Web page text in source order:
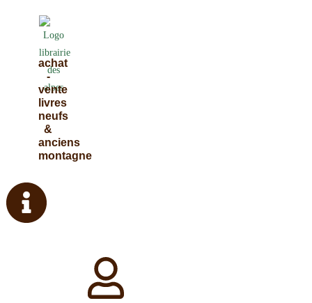
achat
-
vente
livres
neufs
&
anciens
montagne